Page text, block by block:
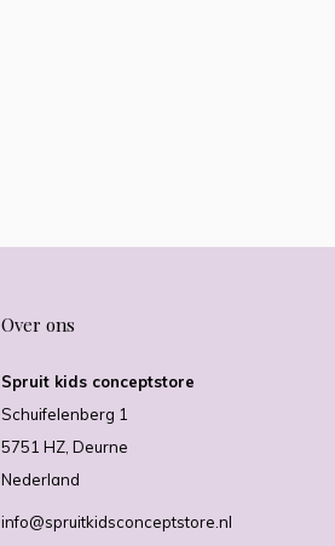
Over ons
Spruit kids conceptstore
Schuifelenberg 1
5751 HZ, Deurne
Nederland
info@spruitkidsconceptstore.nl